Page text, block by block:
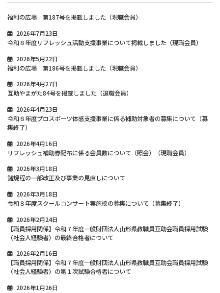
福利の広場 第187号を掲載しました（現職会員）
2026年7月23日
令和８年度リフレッシュ活動支援事業について掲載しました（現職会員）
2026年5月22日
福利の広場 第186号を掲載しました（現職会員）
2026年4月27日
互助やまがた84号を掲載しました（退職会員）
2026年4月23日
令和８年度プロスポーツ体感支援事業に係る補助対象者の募集について（募
集終了）
2026年4月16日
リフレッシュ補助券配布に係る会員数について（照会）（現職会員）
2026年3月18日
諸規程の一部改正及び事業の見直しについて
2026年3月18日
令和８年度スクールコンサート実施校の募集について（募集終了）
2026年2月24日
【職員採用関係】令和７年度一般財団法人山形県教職員互助会職員採用試験
（社会人経験者）の最終合格者について
2026年2月16日
【職員採用関係】令和７年度一般財団法人山形県教職員互助会職員採用試験
（社会人経験者）の第１次試験合格者について
2026年1月26日